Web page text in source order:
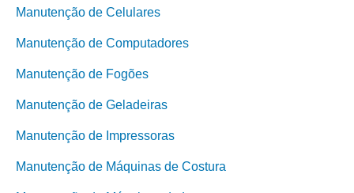
Manutenção de Celulares
Manutenção de Computadores
Manutenção de Fogões
Manutenção de Geladeiras
Manutenção de Impressoras
Manutenção de Máquinas de Costura